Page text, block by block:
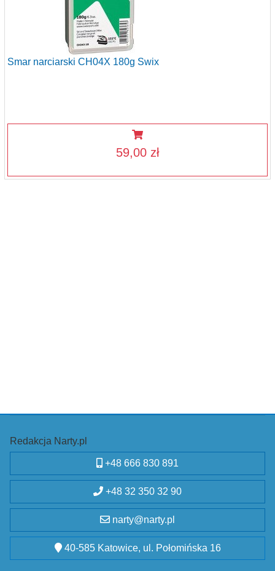
Smar narciarski CH04X 180g Swix
59,00 zł
Redakcja Narty.pl
+48 666 830 891
+48 32 350 32 90
narty@narty.pl
40-585 Katowice, ul. Połomińska 16